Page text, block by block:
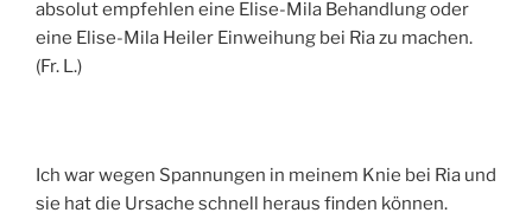
absolut empfehlen eine Elise-Mila Behandlung oder
eine Elise-Mila Heiler Einweihung bei Ria zu machen.
(Fr. L.)
Ich war wegen Spannungen in meinem Knie bei Ria und
sie hat die Ursache schnell heraus finden können.